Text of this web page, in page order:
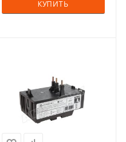
КУПИТЬ